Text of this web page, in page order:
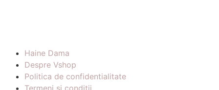
Haine Dama
Despre Vshop
Politica de confidentialitate